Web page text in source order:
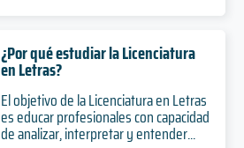
¿Por qué estudiar la Licenciatura
en Letras?
El objetivo de la Licenciatura en Letras
es educar profesionales con capacidad
de analizar, interpretar y entender...